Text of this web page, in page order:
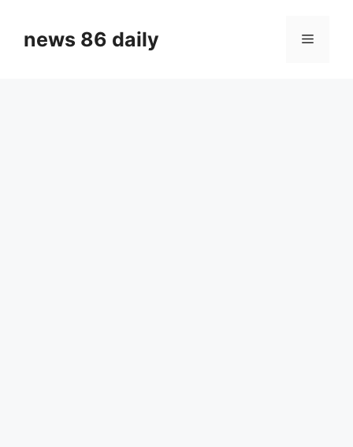
contentnews 86 daily Menu